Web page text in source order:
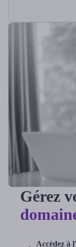
Gérez
Accédez à